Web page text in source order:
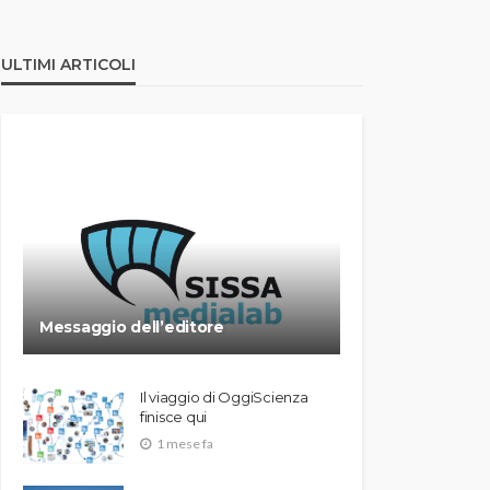
ULTIMI ARTICOLI
Messaggio dell’editore
Il viaggio di OggiScienza
finisce qui
1 mese fa